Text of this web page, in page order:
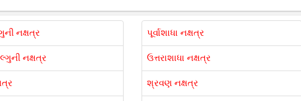
નક્ષત્ર
નક્ષત્ર
પૂર્વાશાધા નક્ષત્ર
ઉત્તરાશાધા નક્ષત્ર
શ્રવણ નક્ષત્ર